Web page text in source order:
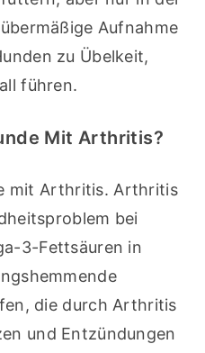
Aufnahme
zu Übelkeit,
führen.
Mit Arthritis?
mit Arthritis. Arthritis
bei
3-Fettsäuren in
die durch Arthritis
und Entzündungen